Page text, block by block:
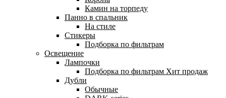
Камин на торпеду
Панно в спальник
На стиле
Стикеры
Подборка по фильтрам
Освещение
Лампочки
Подборка по фильтрам Хит продаж
Дубли
Обычные